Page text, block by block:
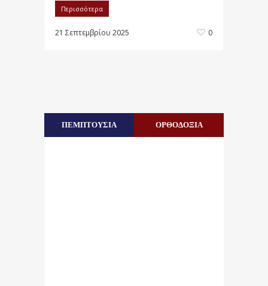
Περισσότερα
21 Σεπτεμβρίου 2025 0
ΠΕΜΠΤΟΥΣΙΑ ΟΡΘΟΔΟΞΙΑ